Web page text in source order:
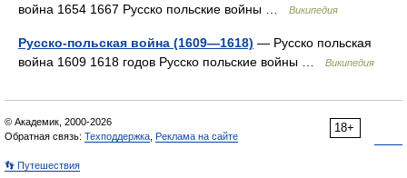
война 1654 1667 Русско польские войны …
Википедия
Русско-польская война (1609—1618) — Русско польская
война 1609 1618 годов Русско польские войны …
Википедия
18+
© Академик, 2000-2026
Обратная связь: Техподдержка Реклама на сайте
👣 Путешествия